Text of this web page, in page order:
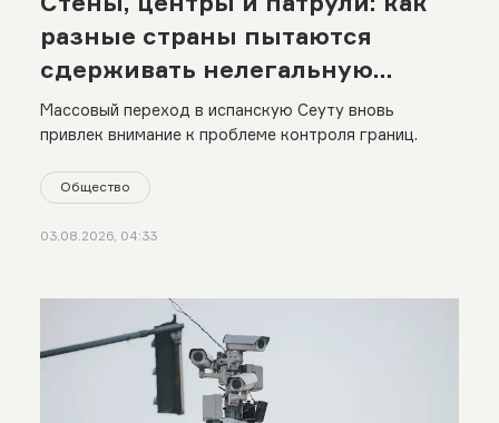
разные страны пытаются
сдерживать нелегальную
миграцию
Массовый переход в испанскую Сеуту вновь
привлек внимание к проблеме контроля границ.
Общество
03.08.2026, 04:33